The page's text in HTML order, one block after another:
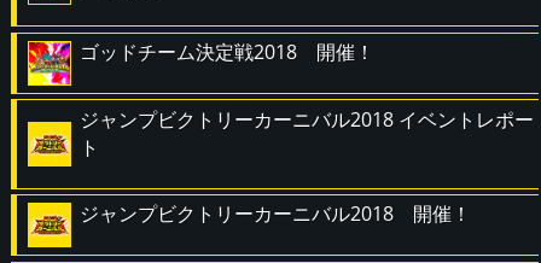
ゴッドチーム決定戦2018 開催！
ジャンプビクトリーカーニバル2018 イベントレポー
ト
ジャンプビクトリーカーニバル2018 開催！